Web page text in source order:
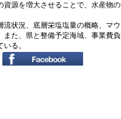
源を増大させることで、水産物
状況、底層栄塩塩量の概略、マ
た、県と整備予定海域、事業費負
る。